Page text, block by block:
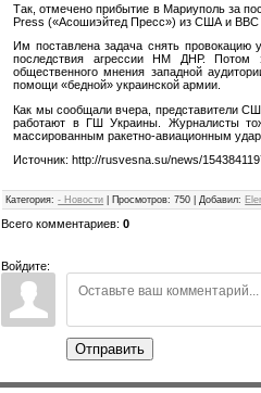
Так, отмечено прибытие в Мариуполь за
Press («Асошиэйтед Пресс») из США и ВВС
Им поставлена задача снять провокацию
последствия агрессии НМ ДНР. Потом
общественного мнения западной
помощи «бедной» украинской армии.
Как мы сообщали вчера, представители
работают в ГШ Украины. Журналисты
массированным ракетно-авиационным
Источник: http://rusvesna.su/news/
Категория: - Новости Просмотров: 750 |Добавил:
Всего комментариев:0
Войдите:
Отправить